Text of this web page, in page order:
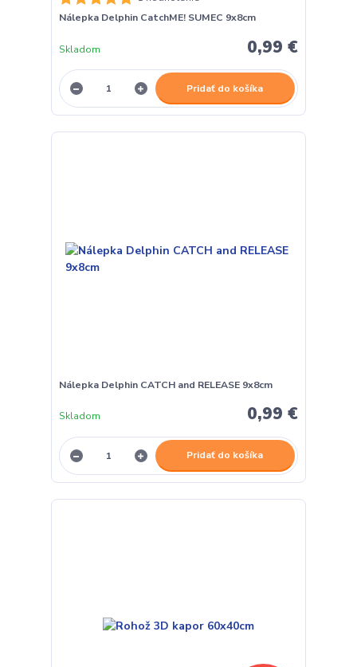
Nálepka Delphin CatchME! SUMEC 9x8cm
0,99 €
Skladom
Pridať do košíka
Nálepka Delphin CATCH and RELEASE 9x8cm
0,99 €
Skladom
Pridať do košíka